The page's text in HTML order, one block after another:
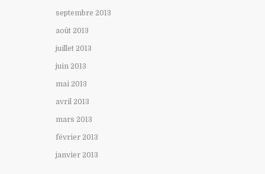
septembre 2013
août 2013
juillet 2013
juin 2013
mai 2013
avril 2013
mars 2013
février 2013
janvier 2013